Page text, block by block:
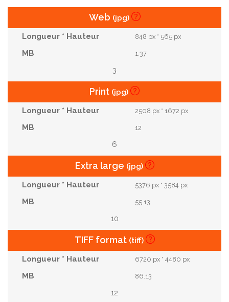
Web (jpg)
848 px * 565 px
1.37
3
Print (jpg)
2508 px * 1672 px
12
6
Extra large (jpg)
5376 px * 3584 px
55.13
10
TIFF format (tiff)
6720 px * 4480 px
86.13
12